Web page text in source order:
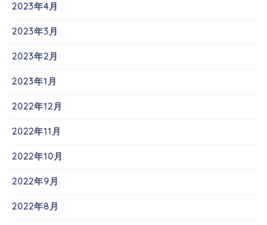
2023年4月
2023年3月
2023年2月
2023年1月
2022年12月
2022年11月
2022年10月
2022年9月
2022年8月